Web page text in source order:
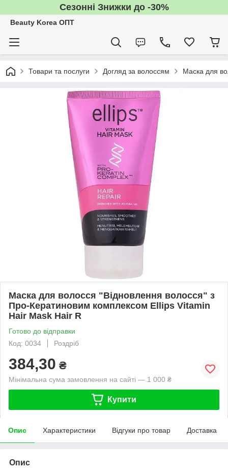
Сезонні Знижки до -30%
Beauty Korea ОПТ
Товари та послуги Догляд за волоссям Маска для
Маска для волосся "Відновлення волосся" з
Про-Кератиновим комплексом Ellips Vitamin
Hair Mask Hair R
Готово до відправки
Код: 0034
Роздріб
384,30 ₴
Мінімальна сума замовлення на сайті — 1 000 ₴
Купити
Опис Характеристики Відгуки про товар Доставка
Опис